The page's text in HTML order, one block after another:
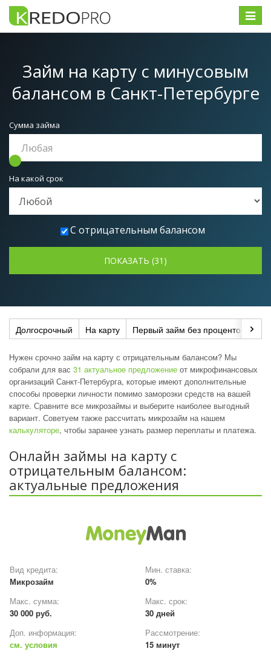
Меню
Займ на карту с минусовым
балансом в Санкт-Петербурге
Сумма займа
На какой срок
С отрицательным балансом
Долгосрочный На карту Первый займ без процентов
Нужен срочно займ на карту с отрицательным балансом? Мы
собрали для вас 31 актуальное предложение от микрофинансовых
организаций Санкт-Петербурга, которые имеют дополнительные
способы проверки личности помимо заморозки средств на вашей
карте. Сравните все микрозаймы и выберите наиболее выгодный
вариант. Советуем также рассчитать микрозайм на нашем
калькуляторе, чтобы заранее узнать размер переплаты и платежа.
Онлайн займы на карту с
отрицательным балансом:
актуальные предложения
Вид кредита:
Микрозайм
Мин. ставка:
0%
Макс. сумма:
30 000 руб.
Макс. срок:
30 дней
Доп. информация:
см. условия
Рассмотрение:
15 минут